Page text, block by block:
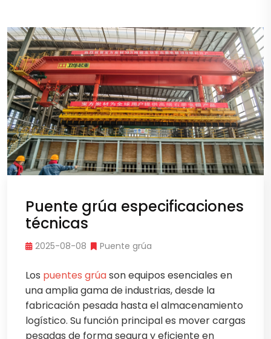
Puente grúa especificaciones
técnicas
2025-08-08 Puente grúa
Los puentes grúason equipos esenciales en
una amplia gama de industrias, desde la
fabricación pesada hasta el almacenamiento
logístico. Su función principal es mover cargas
pesadas de forma segura y eficiente en